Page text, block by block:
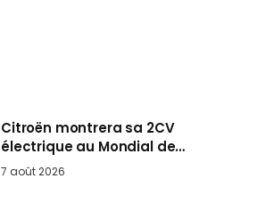
Citroën montrera sa 2CV
électrique au Mondial de
Paris pendant que BMW et
7 août 2026